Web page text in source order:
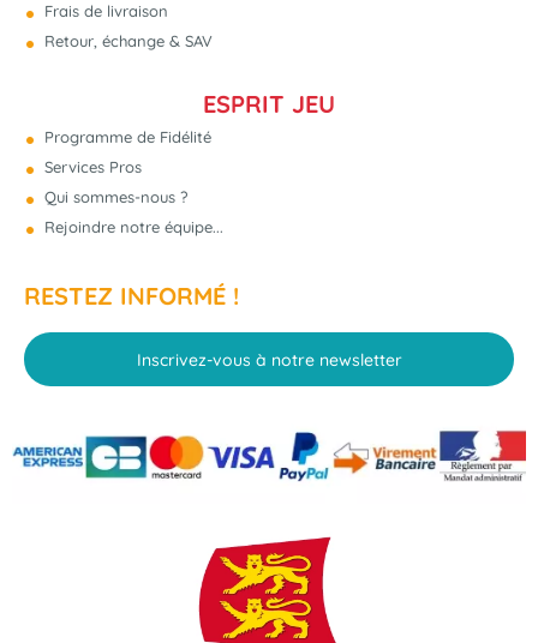
Frais de livraison
Retour, échange & SAV
ESPRIT JEU
Programme de Fidélité
Services Pros
Qui sommes-nous ?
Rejoindre notre équipe...
RESTEZ INFORMÉ !
Inscrivez-vous à notre newsletter